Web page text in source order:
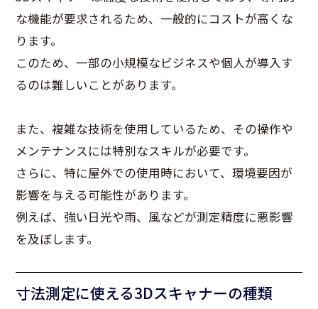
な機能が要求されるため、一般的にコストが高くな
ります。
このため、一部の小規模なビジネスや個人が導入す
るのは難しいことがあります。
また、複雑な技術を使用しているため、その操作や
メンテナンスには特別なスキルが必要です。
さらに、特に屋外での使用時において、環境要因が
影響を与える可能性があります。
例えば、強い日光や雨、風などが測定精度に悪影響
を及ぼします。
寸法測定に使える3Dスキャナーの種類